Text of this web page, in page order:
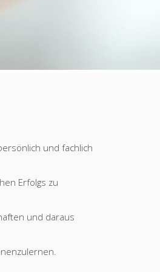
und fachlich
Erfolgs zu
und daraus